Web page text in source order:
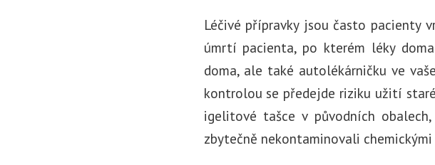
Léčivé přípravky jsou často pacienty
úmrtí pacienta, po kterém léky
doma, ale také autolékárničku ve
kontrolou se předejde riziku užití
igelitové tašce v původních
zbytečně nekontaminovali